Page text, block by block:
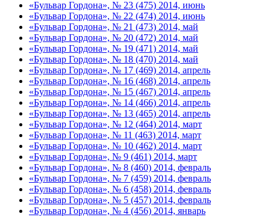
«Бульвар Гордона», № 23 (475) 2014, июнь
«Бульвар Гордона», № 22 (474) 2014, июнь
«Бульвар Гордона», № 21 (473) 2014, май
«Бульвар Гордона», № 20 (472) 2014, май
«Бульвар Гордона», № 19 (471) 2014, май
«Бульвар Гордона», № 18 (470) 2014, май
«Бульвар Гордона», № 17 (469) 2014, апрель
«Бульвар Гордона», № 16 (468) 2014, апрель
«Бульвар Гордона», № 15 (467) 2014, апрель
«Бульвар Гордона», № 14 (466) 2014, апрель
«Бульвар Гордона», № 13 (465) 2014, апрель
«Бульвар Гордона», № 12 (464) 2014, март
«Бульвар Гордона», № 11 (463) 2014, март
«Бульвар Гордона», № 10 (462) 2014, март
«Бульвар Гордона», № 9 (461) 2014, март
«Бульвар Гордона», № 8 (460) 2014, февраль
«Бульвар Гордона», № 7 (459) 2014, февраль
«Бульвар Гордона», № 6 (458) 2014, февраль
«Бульвар Гордона», № 5 (457) 2014, февраль
«Бульвар Гордона», № 4 (456) 2014, январь